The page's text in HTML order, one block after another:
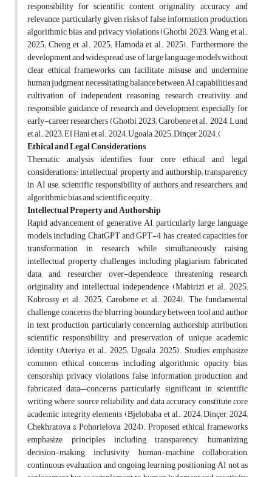
responsibility for scientific content originality, accuracy, and
relevance, particularly given risks of false information production,
algorithmic bias, and privacy violations (Ghotbi, 2023; Wang et al.,
2025; Cheng et al., 2025; Hamoda et al., 2025). Furthermore, the
development and widespread use of large language models without
clear ethical frameworks can facilitate misuse and undermine
human judgment, necessitating balance between AI capabilities and
cultivation of independent reasoning, research creativity, and
responsible guidance of research and development, especially for
early-career researchers (Ghotbi, 2023; Carobene et al., 2024; Lund
et al., 2023; El Hani et al., 2024; Ugoala, 2025; Dinçer, 2024).
Ethical and Legal Considerations
Thematic analysis identifies four core ethical and legal
considerations: intellectual property and authorship; transparency
in AI use; scientific responsibility of authors and researchers; and
algorithmic bias and scientific equity.
Intellectual Property and Authorship
Rapid advancement of generative AI, particularly large language
models including ChatGPT and GPT-4, has created capacities for
transformation in research while simultaneously raising
intellectual property challenges including plagiarism, fabricated
data, and researcher over-dependence, threatening research
originality and intellectual independence (Mabirizi et al., 2025;
Kobrossy et al., 2025; Carobene et al., 2024). The fundamental
challenge concerns the blurring boundary between tool and author
in text production, particularly concerning authorship attribution,
scientific responsibility, and preservation of unique academic
identity (Ateriya et al., 2025; Ugoala, 2025). Studies emphasize
common ethical concerns including algorithmic opacity, bias,
censorship, privacy violations, false information production, and
fabricated data—concerns particularly significant in scientific
writing where source reliability and data accuracy constitute core
academic integrity elements (Bjelobaba et al., 2024; Dinçer, 2024;
Chekhratova & Pohorielova, 2024). Proposed ethical frameworks
emphasize principles including transparency, humanizing
decision-making, inclusivity, human-machine collaboration,
continuous evaluation, and ongoing learning, positioning AI not as